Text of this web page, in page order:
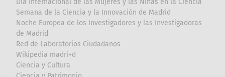
Día Internacional de las Mujeres y las Niñas en la Ciencia
Semana de la Ciencia y la Innovación de Madrid
Noche Europea de los Investigadores y las Investigadoras
de Madrid
Red de Laboratorios Ciudadanos
Wikipedia madri+d
Ciencia y Cultura